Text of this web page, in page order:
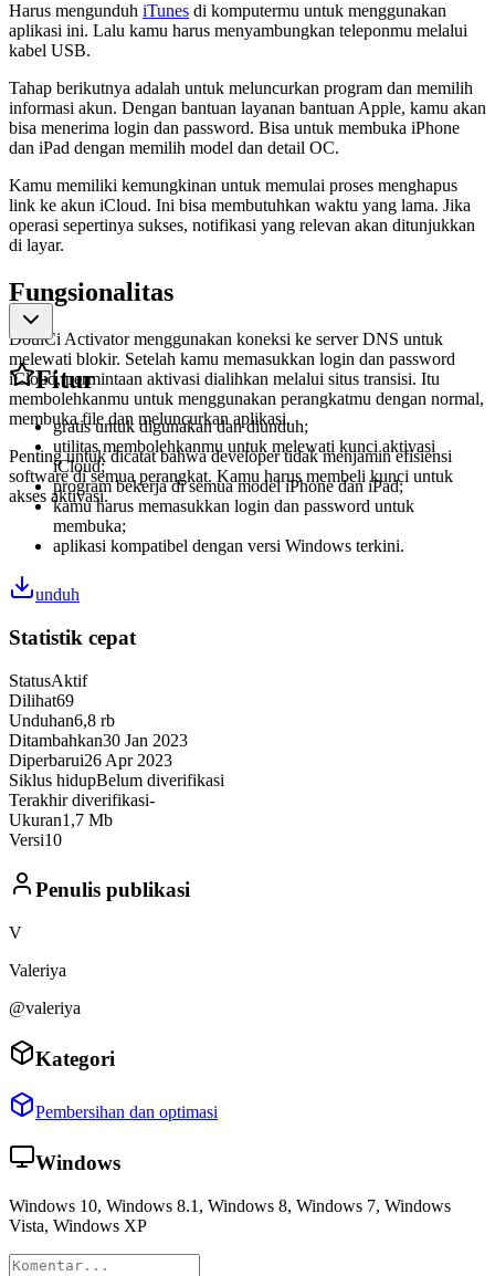
Harus mengunduh iTunes di komputermu untuk menggunakan
aplikasi ini. Lalu kamu harus menyambungkan teleponmu melalui
kabel USB.
Tahap berikutnya adalah untuk meluncurkan program dan memilih
informasi akun. Dengan bantuan layanan bantuan Apple, kamu akan
bisa menerima login dan password. Bisa untuk membuka iPhone
dan iPad dengan memilih model dan detail OC.
Kamu memiliki kemungkinan untuk memulai proses menghapus
link ke akun iCloud. Ini bisa membutuhkan waktu yang lama. Jika
operasi sepertinya sukses, notifikasi yang relevan akan ditunjukkan
di layar.
Fungsionalitas
DoulCi Activator menggunakan koneksi ke server DNS untuk
melewati blokir. Setelah kamu memasukkan login dan password
iCloud, permintaan aktivasi dialihkan melalui situs transisi. Itu
membolehkanmu untuk menggunakan perangkatmu dengan normal,
membuka file dan meluncurkan aplikasi.
Penting untuk dicatat bahwa developer tidak menjamin efisiensi
software di semua perangkat. Kamu harus membeli kunci untuk
akses aktivasi.
Fitur
gratis untuk digunakan dan diunduh;
utilitas membolehkanmu untuk melewati kunci aktivasi
iCloud;
program bekerja di semua model iPhone dan iPad;
kamu harus memasukkan login dan password untuk
membuka;
aplikasi kompatibel dengan versi Windows terkini.
unduh
Statistik cepat
StatusAktif
Dilihat69
Unduhan6,8 rb
Ditambahkan30 Jan 2023
Diperbarui26 Apr 2023
Siklus hidupBelum diverifikasi
Terakhir diverifikasi-
Ukuran1,7 Mb
Versi10
Penulis publikasi
V
Valeriya
@valeriya
Kategori
Pembersihan dan optimasi
Windows
Windows 10, Windows 8.1, Windows 8, Windows 7, Windows
Vista, Windows XP